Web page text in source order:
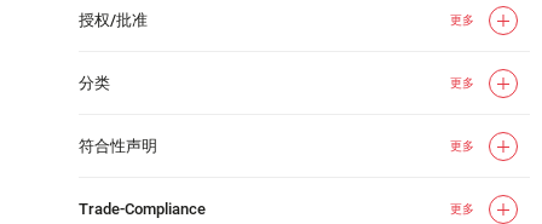
授权/批准 更多
分类 更多
符合性声明 更多
Trade-Compliance 更多